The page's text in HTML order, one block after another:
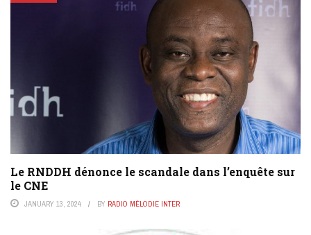
Le RNDDH dénonce le scandale dans l’enquête sur
le CNE
JANUARY 13, 2024 BY RADIO MÉLODIE INTER